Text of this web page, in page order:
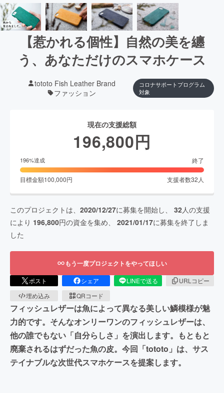
【惹かれる個性】自然の美を纏
う、あなただけのスマホケース
tototo Fish Leather Brand
ファッション
コロナサポートプログラム
対象
現在の支援総額
196,800円
196%達成 終了
目標金額100,000円 支援者数32 人
このプロジェクトは、 2020/12/27に募集を開始し、 32人の支援
により 196,800円の資金を集め、 2021/01/17に募集を終了しま
した
もう一度プロジェクトをやってほしい
ポスト シェア LINEで送る
URLコピー
埋め込み
QRコード
フィッシュレザーは魚によって異なる美しい鱗模様が魅
力的です。そんなオンリーワンのフィッシュレザーは、
他の誰でもない「自分らしさ」を演出します。もともと
廃棄されるはずだった魚の皮。今回「tototo」は、サス
テイナブルな次世代スマホケースを提案します。